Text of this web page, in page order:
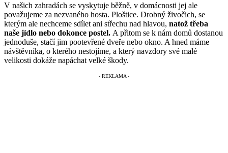
V našich zahradách se vyskytuje běžně, v domácnosti jej ale
považujeme za nezvaného hosta. Ploštice. Drobný živočich, se
kterým ale nechceme sdílet ani střechu nad hlavou, natož třeba
naše jídlo nebo dokonce postel. A přitom se k nám domů dostanou
jednoduše, stačí jim pootevřené dveře nebo okno. A hned máme
návštěvníka, o kterého nestojíme, a který navzdory své malé
velikosti dokáže napáchat velké škody.